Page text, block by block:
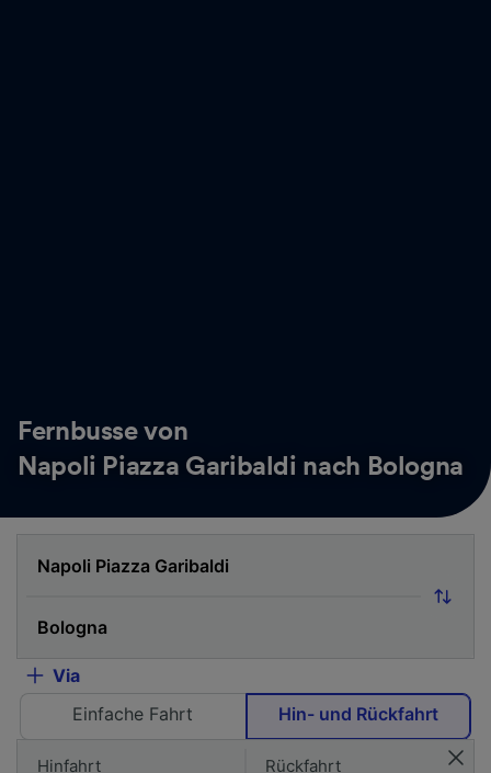
Fernbusse von
Napoli Piazza Garibaldi nach Bologna
Via
Einfache Fahrt
Hin- und Rückfahrt
Hinfahrt Rückfahrt